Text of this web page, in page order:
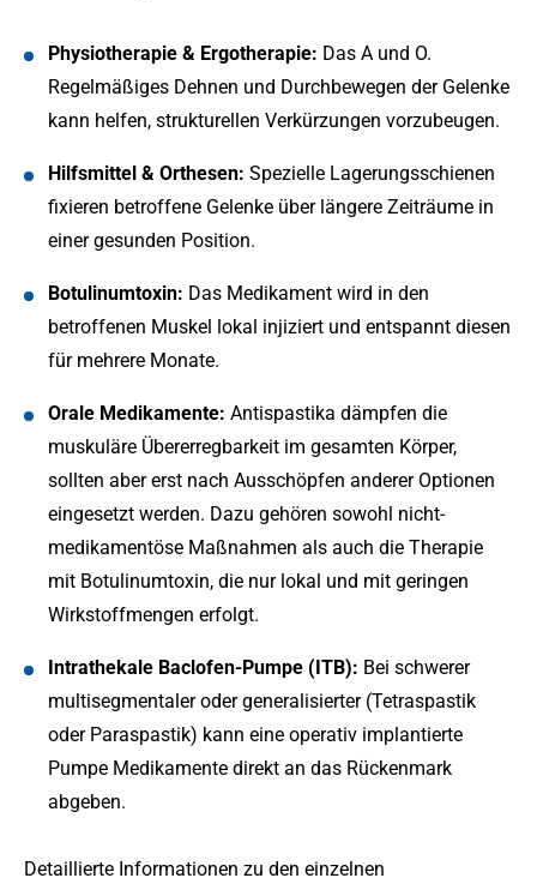
Physiotherapie & Ergotherapie: Das A und O.
Regelmäßiges Dehnen und Durchbewegen der Gelenke
kann helfen, strukturellen Verkürzungen vorzubeugen.
Hilfsmittel & Orthesen: Spezielle Lagerungsschienen
fixieren betroffene Gelenke über längere Zeiträume in
einer gesunden Position.
Botulinumtoxin: Das Medikament wird in den
betroffenen Muskel lokal injiziert und entspannt diesen
für mehrere Monate.
Orale Medikamente: Antispastika dämpfen die
muskuläre Übererregbarkeit im gesamten Körper,
sollten aber erst nach Ausschöpfen anderer Optionen
eingesetzt werden. Dazu gehören sowohl nicht-
medikamentöse Maßnahmen als auch die Therapie
mit Botulinumtoxin, die nur lokal und mit geringen
Wirkstoffmengen erfolgt.
Intrathekale Baclofen-Pumpe (ITB): Bei schwerer
multisegmentaler oder generalisierter (Tetraspastik
oder Paraspastik) kann eine operativ implantierte
Pumpe Medikamente direkt an das Rückenmark
abgeben.
Detaillierte Informationen zu den einzelnen